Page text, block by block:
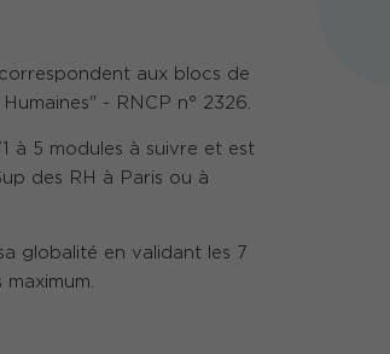
aux blocs de
- RNCP n° 2326.
à 5 modules à suivre et est
des RH à Paris ou à
globalité en validant les 7